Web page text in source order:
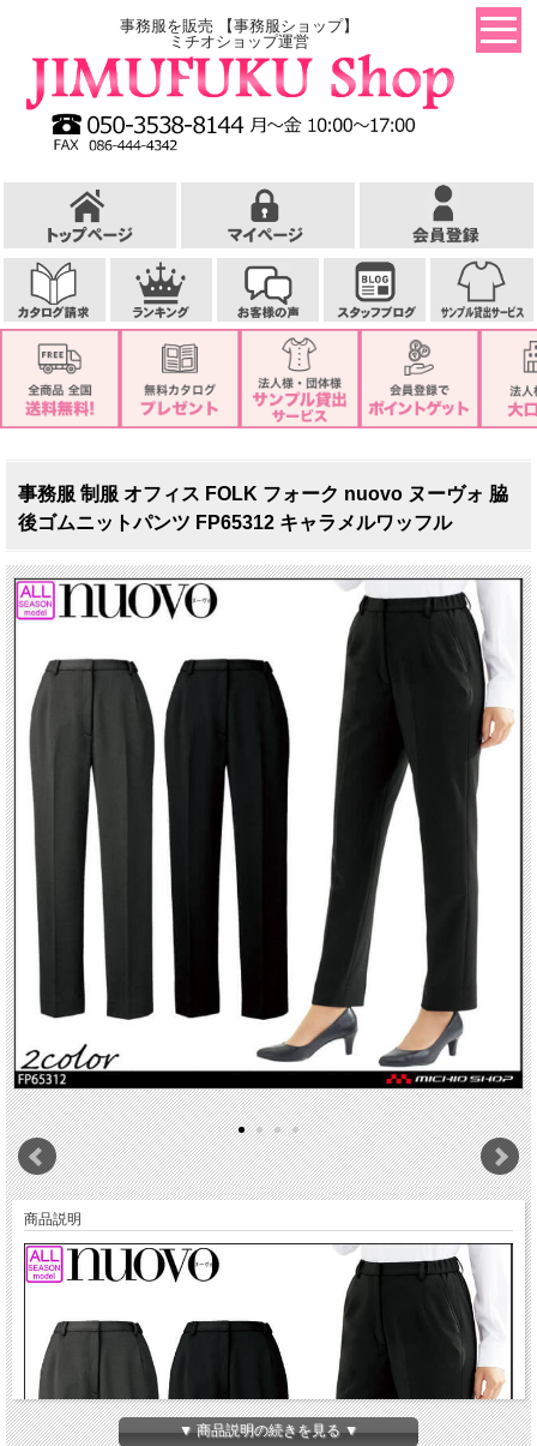
事務服を販売 【事務服ショップ】
ミチオショップ運営
事務服 制服 オフィス FOLK フォーク nuovo ヌーヴォ 脇
後ゴムニットパンツ FP65312 キャラメルワッフル
商品説明
▼ 商品説明の続きを見る ▼